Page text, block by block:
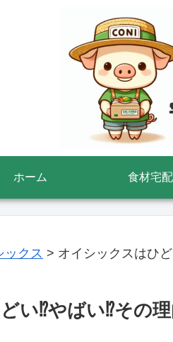
ホーム 食材宅配
ックス > オイシックスはひ
い⁉やばい⁉その